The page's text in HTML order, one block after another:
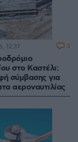
στο Καστέλι:
σύμβασης για
αεροναυτιλίας
12:37 3